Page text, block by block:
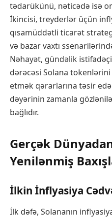
tədarükünü, nəticədə isə
İkincisi, treyderlər üçün
qısamüddətli ticarət
və bazar vaxtı
Nəhayət, gündəlik
dərəcəsi Solana
etmək qərarlarına təsir
dəyərinin zamanla
bağlıdır.
Gerçək
Yenilənmiş
İlkin İnflyasiya
İlk dəfə, Solananın